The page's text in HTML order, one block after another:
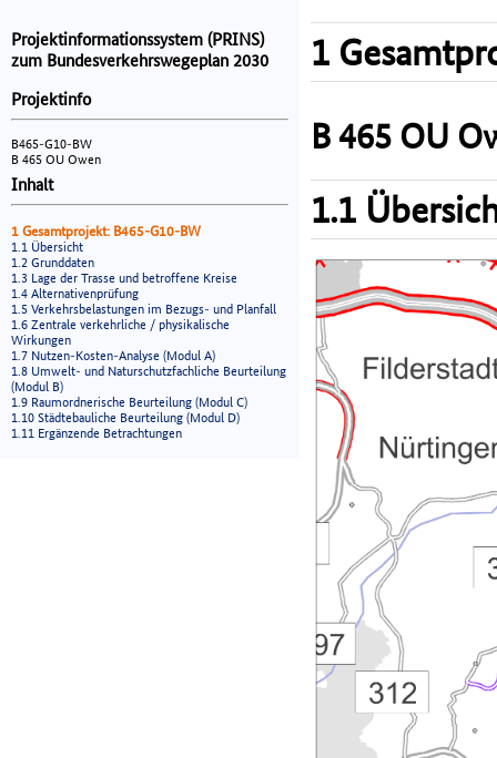
Projektinformationssystem (PRINS)
zum Bundesverkehrswegeplan 2030
Projektinfo
B465-G10-BW
B 465 OU Owen
Inhalt
1 Gesamtprojekt: B465-G10-BW
1.1 Übersicht
1.2 Grunddaten
1.3 Lage der Trasse und betroffene Kreise
1.4 Alternativenprüfung
1.5 Verkehrsbelastungen im Bezugs- und Planfall
1.6 Zentrale verkehrliche / physikalische
Wirkungen
1.7 Nutzen-Kosten-Analyse (Modul A)
1.8 Umwelt- und Naturschutzfachliche Beurteilung
(Modul B)
1.9 Raumordnerische Beurteilung (Modul C)
1.10 Städtebauliche Beurteilung (Modul D)
1.11 Ergänzende Betrachtungen
1
B 465 OU
1.1